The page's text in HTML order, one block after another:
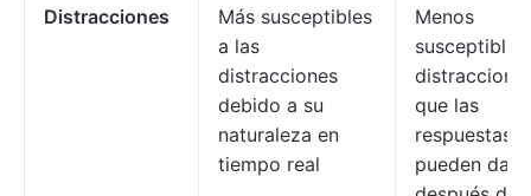
Distracciones
Más susceptibles
a las
distracciones
debido a su
naturaleza en
tiempo real
Menos
susceptible
que las
respuestas
pueden dar